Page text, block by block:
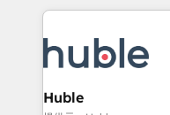
new HubSpot portal
CRM Migrations
entirely around
skills, processes,
attract the right
without outside dependencies.
Huble